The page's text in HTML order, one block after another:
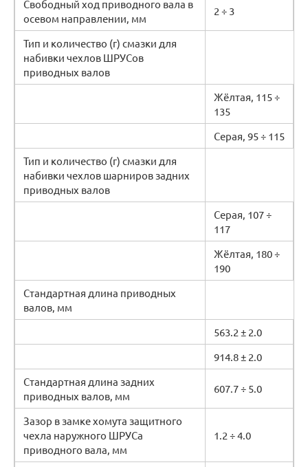
Свободный ход приводного вала в
осевом направлении, мм
2 ÷ 3
Тип и количество (г) смазки для
набивки чехлов ШРУСов
приводных валов
Жёлтая, 115 ÷
135
Серая, 95 ÷ 115
Тип и количество (г) смазки для
набивки чехлов шарниров задних
приводных валов
Серая, 107 ÷
117
Жёлтая, 180 ÷
190
Стандартная длина приводных
валов, мм
563.2 ± 2.0
914.8 ± 2.0
Стандартная длина задних
приводных валов, мм
607.7 ÷ 5.0
Зазор в замке хомута защитного
чехла наружного ШРУСа
приводного вала, мм
1.2 ÷ 4.0